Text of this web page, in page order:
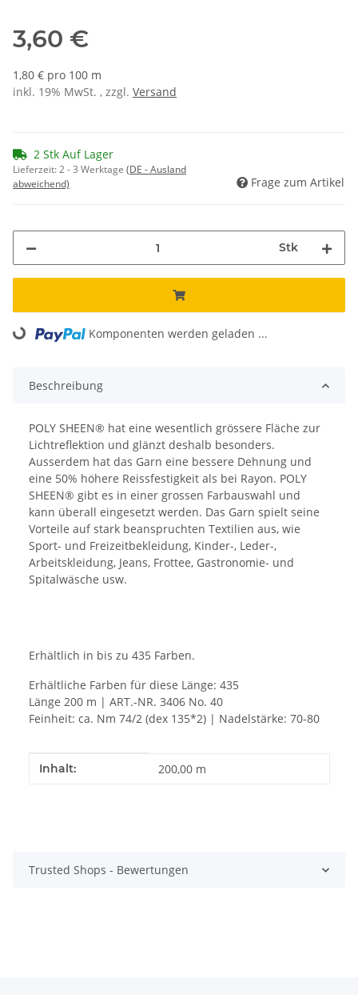
3,60 €
1,80 € pro 100 m
inkl. 19% MwSt. , zzgl. Versand
2 Stk Auf Lager
Lieferzeit:2 - 3 Werktage (DE - Ausland
abweichend)
Frage zum Artikel
Stk
Loading... Komponenten werden geladen ...
Beschreibung
POLY SHEEN® hat eine wesentlich grössere Fläche zur
Lichtreflektion und glänzt deshalb besonders.
Ausserdem hat das Garn eine bessere Dehnung und
eine 50% höhere Reissfestigkeit als bei Rayon. POLY
SHEEN® gibt es in einer grossen Farbauswahl und
kann überall eingesetzt werden. Das Garn spielt seine
Vorteile auf stark beanspruchten Textilien aus, wie
Sport- und Freizeitbekleidung, Kinder-, Leder-,
Arbeitskleidung, Jeans, Frottee, Gastronomie- und
Spitalwäsche usw.
Erhältlich in bis zu 435 Farben.
Erhältliche Farben für diese Länge: 435
Länge 200 m | ART.-NR. 3406 No. 40
Feinheit: ca. Nm 74/2 (dex 135*2) | Nadelstärke: 70-80
Produkteigenschaft
Wert
Inhalt: 200,00 m
Trusted Shops - Bewertungen